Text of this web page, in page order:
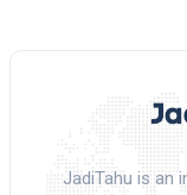
JadiTahu is an